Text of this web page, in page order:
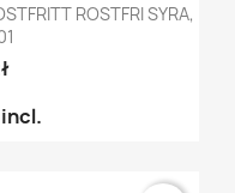
ROSTFRI SYRA,